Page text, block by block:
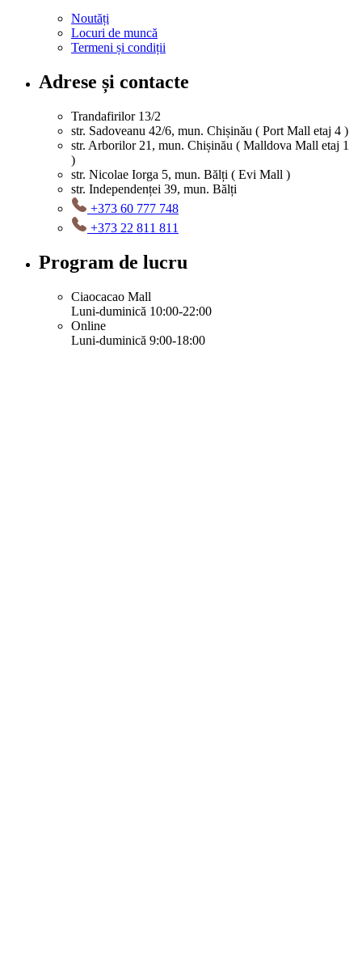
Noutăți
Locuri de muncă
Termeni și condiții
Adrese și contacte
Trandafirilor 13/2
str. Sadoveanu 42/6, mun. Chișinău ( Port Mall etaj 4 )
str. Arborilor 21, mun. Chișinău ( Malldova Mall etaj 1
)
str. Nicolae Iorga 5, mun. Bălți ( Evi Mall )
str. Independenței 39, mun. Bălți
+373 60 777 748
+373 22 811 811
Program de lucru
Ciaocacao Mall
Luni-duminică 10:00-22:00
Online
Luni-duminică 9:00-18:00